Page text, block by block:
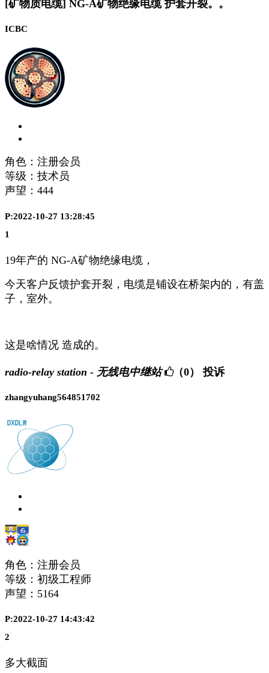
[矿物质电缆] NG-A矿物绝缘电缆 护套开裂。。
ICBC
角色：注册会员
等级：技术员
声望： 444
P:2022-10-27 13:28:45
1
19年产的 NG-A矿物绝缘电缆，
今天客户反馈护套开裂，电缆是铺设在桥架内的，有盖
子，室外。
这是啥情况 造成的。
radio-relay station - 无线电中继站 （0） 投诉
zhangyuhang564851702
角色：注册会员
等级：初级工程师
声望： 5164
P:2022-10-27 14:43:42
2
多大截面